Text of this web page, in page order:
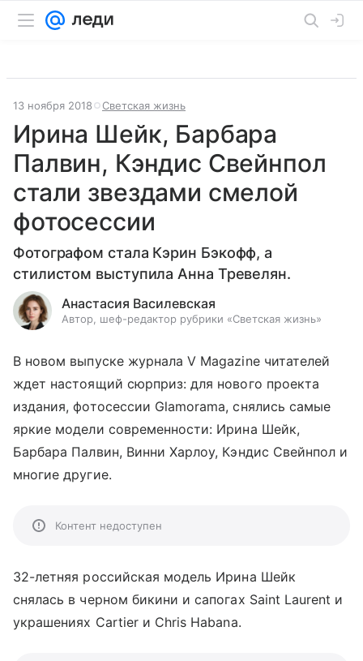
13 ноября 2018 Светская жизнь
Ирина Шейк, Барбара
Палвин, Кэндис Свейнпол
стали звездами смелой
фотосессии
Фотографом стала Кэрин Бэкофф, а
стилистом выступила Анна Тревелян.
Анастасия Василевская
Автор, шеф-редактор рубрики «Светская жизнь»
В новом выпуске журнала V Magazine читателей
ждет настоящий сюрприз: для нового проекта
издания, фотосессии Glamorama, снялись самые
яркие модели современности: Ирина Шейк,
Барбара Палвин, Винни Харлоу, Кэндис Свейнпол и
многие другие.
Контент недоступен
32-летняя российская модель Ирина Шейк
снялась в черном бикини и сапогах Saint Laurent и
украшениях Cartier и Chris Habana.